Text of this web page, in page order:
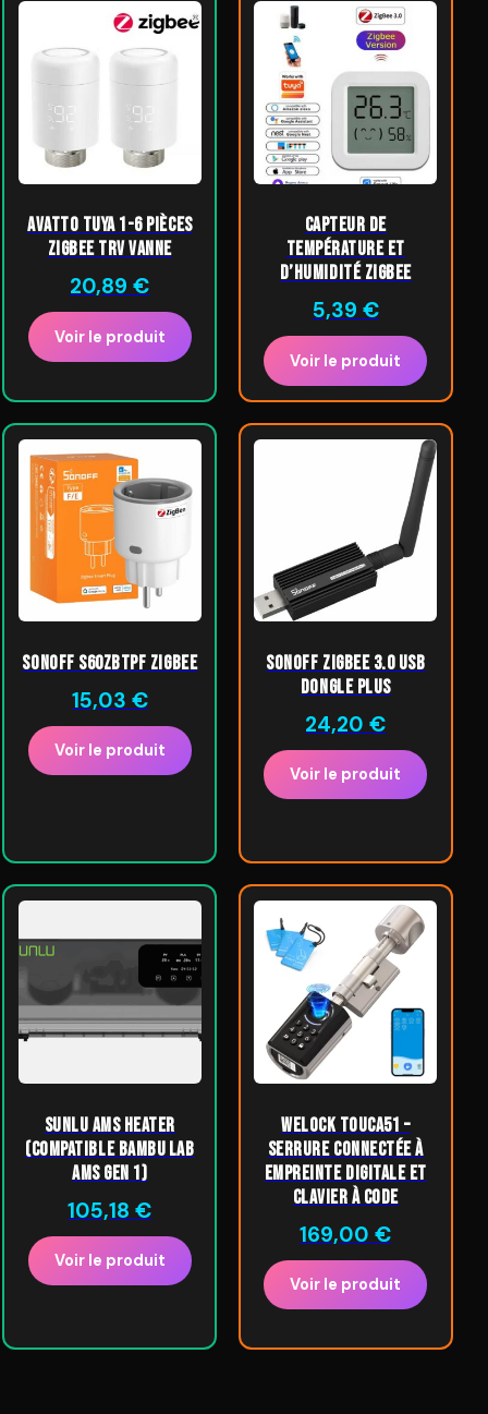
AVATTO Tuya 1-6 pièces
Zigbee TRV vanne
20,89€
Voir le produit
Capteur de
température et
d’humidité Zigbee
5,39 €
Voir le produit
SONOFF S60ZBTPF Zigbee
15,03 €
Voir le produit
SONOFF ZigBee 3.0 USB
Dongle Plus
24,20€
Voir le produit
SUNLU AMS Heater
(compatible Bambu Lab
AMS Gen 1)
105,18€
Voir le produit
WELOCK ToucA51 –
Serrure connectée à
empreinte digitale et
clavier à code
169,00€
Voir le produit